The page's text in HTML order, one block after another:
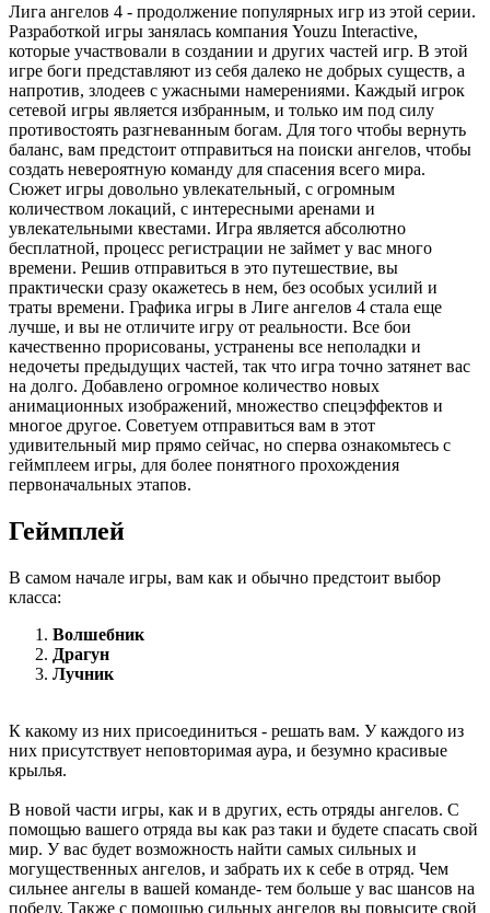
Лига ангелов 4 - продолжение популярных игр из этой серии.
Разработкой игры занялась компания Youzu Interactive,
которые участвовали в создании и других частей игр. В этой
игре боги представляют из себя далеко не добрых существ, а
напротив, злодеев с ужасными намерениями. Каждый игрок
сетевой игры является избранным, и только им под силу
противостоять разгневанным богам. Для того чтобы вернуть
баланс, вам предстоит отправиться на поиски ангелов, чтобы
создать невероятную команду для спасения всего мира.
Сюжет игры довольно увлекательный, с огромным
количеством локаций, с интересными аренами и
увлекательными квестами. Игра является абсолютно
бесплатной, процесс регистрации не займет у вас много
времени. Решив отправиться в это путешествие, вы
практически сразу окажетесь в нем, без особых усилий и
траты времени. Графика игры в Лиге ангелов 4 стала еще
лучше, и вы не отличите игру от реальности. Все бои
качественно прорисованы, устранены все неполадки и
недочеты предыдущих частей, так что игра точно затянет вас
на долго. Добавлено огромное количество новых
анимационных изображений, множество спецэффектов и
многое другое. Советуем отправиться вам в этот
удивительный мир прямо сейчас, но сперва ознакомьтесь с
геймплеем игры, для более понятного прохождения
первоначальных этапов.
Геймплей
В самом начале игры, вам как и обычно предстоит выбор
класса:
Волшебник
Драгун
Лучник
К какому из них присоединиться - решать вам. У каждого из
них присутствует неповторимая аура, и безумно красивые
крылья.
В новой части игры, как и в других, есть отряды ангелов. С
помощью вашего отряда вы как раз таки и будете спасать свой
мир. У вас будет возможность найти самых сильных и
могущественных ангелов, и забрать их к себе в отряд. Чем
сильнее ангелы в вашей команде- тем больше у вас шансов на
победу. Также с помощью сильных ангелов вы повысите свой